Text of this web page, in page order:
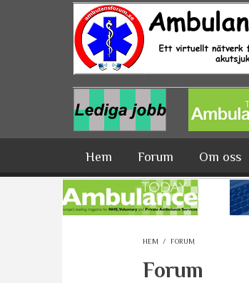
Hoppa till huvudinnehåll
Hem Forum Om oss
HEM / FORUM
Forum